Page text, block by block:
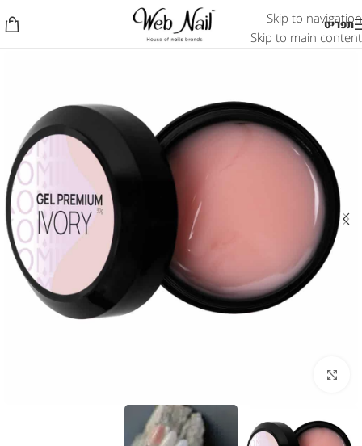
Skip to navigation
Skip to main content
תפריט
אזל המלאי
לחץ להגדלת התמונה